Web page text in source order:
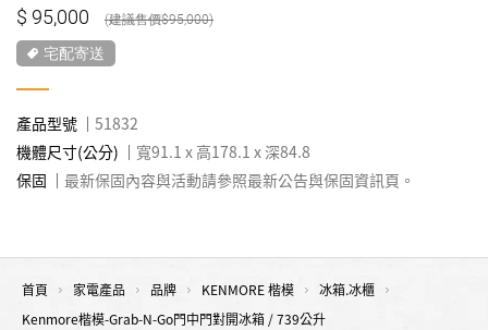
95,000 95,000
宅配寄送
產品型號
51832
機體尺寸(公分)
寬91.1 x 高178.1 x 深84.8
保固
最新保固內容與活動請參照最新公告與保固資訊頁。
首頁 家電產品 品牌 KENMORE 楷模
冰箱.冰櫃
Kenmore楷模-Grab-N-Go門中門對開冰箱 / 739公升